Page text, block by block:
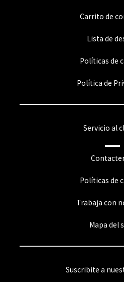
Carrito de
Lista de
Políticas de
Política de
Servicio al
Políticas de
Trabaja con
Mapa del
Suscribite a